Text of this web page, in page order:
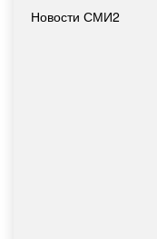
Новости СМИ2